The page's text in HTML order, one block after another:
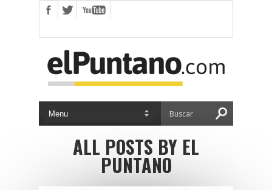
ALL POSTS BY EL
PUNTANO